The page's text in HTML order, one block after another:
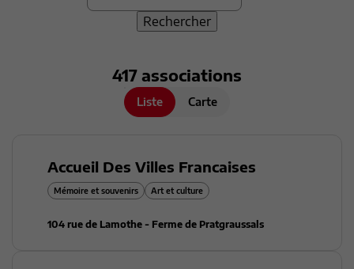
417 associations
Liste Carte
Accueil Des Villes Francaises
Mémoire et souvenirs Art et culture
104 rue de Lamothe - Ferme de Pratgraussals